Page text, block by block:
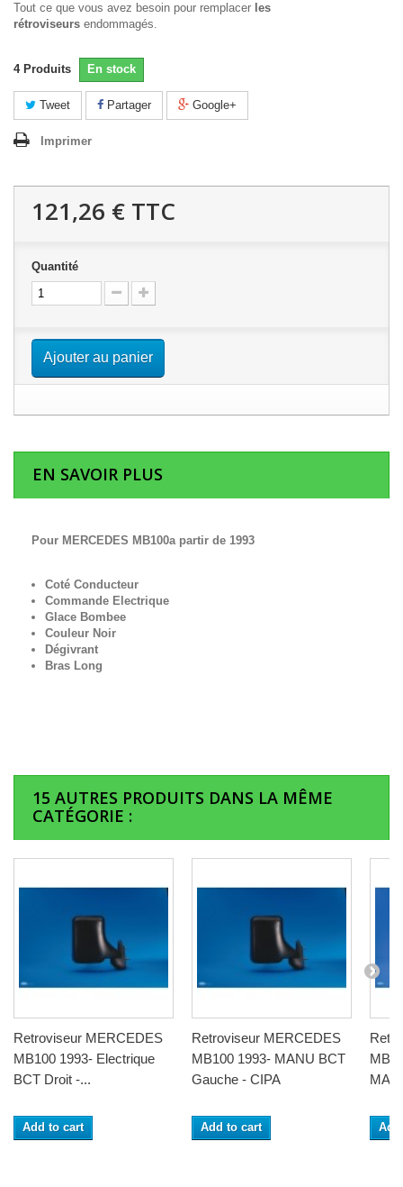
Tout ce que vous avez besoin pour remplacer les
rétroviseurs endommagés.
4 Produits En stock
Tweet Partager Google+
Imprimer
121,26 € TTC
Quantité
Ajouter au panier
EN SAVOIR PLUS
Pour MERCEDES MB100a partir de 1993
Coté Conducteur
Commande Electrique
Glace Bombee
Couleur Noir
Dégivrant
Bras Long
15 AUTRES PRODUITS DANS LA MÊME
CATÉGORIE :
Retroviseur MERCEDES
MB100 1993- Electrique
BCT Droit -...
Add to cart
Retroviseur MERCEDES
MB100 1993- MANU BCT
Gauche - CIPA
Add to cart